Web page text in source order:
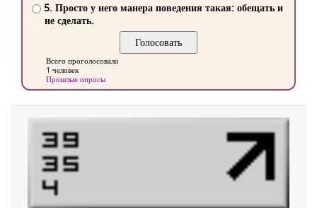
5. Просто у него манера поведения такая: обещать и
не сделать.
Всего проголосовало
1 человек
Прошлые опросы